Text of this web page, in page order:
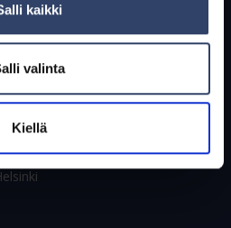
kaikki
valinta
Kiellä
kouluttaja
A 1, 00260 Helsinki